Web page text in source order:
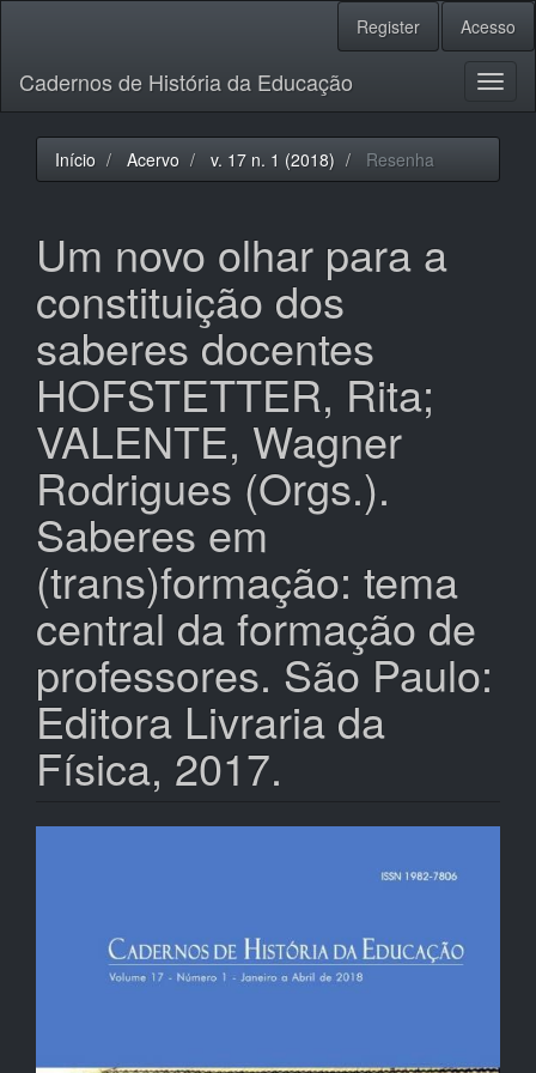
principal
Barra
Lateral
Register Acesso
Cadernos de História da Educação
Início Acervo v. 17 n. 1 (2018) Resenha
Um novo olhar para a
constituição dos
saberes docentes
HOFSTETTER, Rita;
VALENTE, Wagner
Rodrigues (Orgs.).
Saberes em
(trans)formação: tema
central da formação de
professores. São Paulo:
Editora Livraria da
Física, 2017.
artigos